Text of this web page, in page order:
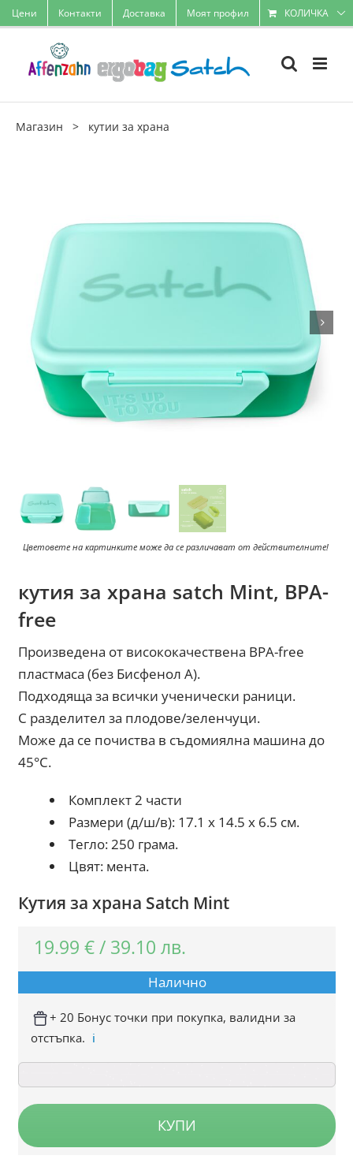
Skip
to
Цени Контакти Доставка Моят профил КОЛИЧКА
Магазин > кутии за храна
Цветовете на картинките може да се различават от действителните!
кутия за храна satch Mint, BPA-
free
Произведена от висококачествена BPA-free
пластмаса (без Бисфенол А).
Подходяща за всички ученически раници.
С разделител за плодове/зеленчуци.
Може да се почиства в съдомиялна машина до
45°C.
Комплект 2 части
Размери (д/ш/в): 17.1 x 14.5 x 6.5 см.
Тегло: 250 грама.
Цвят: мента.
Кутия за храна Satch Mint
19.99€ / 39.10лв.
Налично
+ 20 Бонус точки при покупка, валидни за
отстъпка. ℹ️
КУПИ